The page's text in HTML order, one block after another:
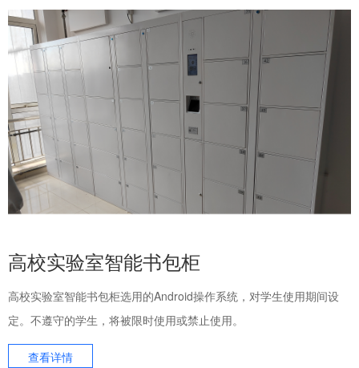
高校实验室智能书包柜
高校实验室智能书包柜选用的Android操作系统，对学生使用期间设
定。不遵守的学生，将被限时使用或禁止使用。
查看详情